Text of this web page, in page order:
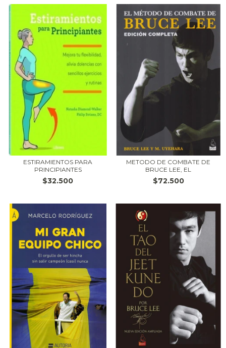
ESTIRAMIENTOS PARA
PRINCIPIANTES
$32.500
METODO DE COMBATE DE
BRUCE LEE, EL
$72.500